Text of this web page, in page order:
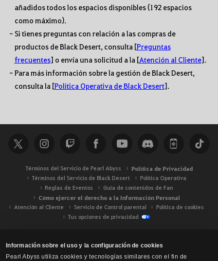
Información sobre el uso y la configuración de cookies
Pearl Abyss utiliza cookies y tecnologías similares con el fin de
añadidos todos los espacios disponibles (192 espacios
como máximo).
- Si tienes preguntas con relación a las compras de
productos de Black Desert, consulta [Preguntas
frecuentes] o envía una solicitud a la [Atención al Cliente].
- Para más información sobre la gestión de Black Desert,
consulta la [Política Operativa de Black Desert].
Términos del Servicio de Pearl Abyss Política de Privacidad
Términos del Servicio de Black Desert
Política Operativa
Reglas de Eventos
Guía de contenidos de Fan
Cómo ejercer el derecho a la Información Personal
Atención al Cliente Servicio de Control parental
Política de cookies
Tus opciones de privacidad